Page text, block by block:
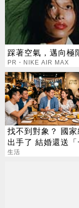
踩著空氣，邁向極
PR・NIKE AIR MAX
找不到對象？ 國
出手了 結婚還送「
鑽戒」
生活